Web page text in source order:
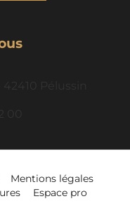
Tarifs
Mentions légales
Espace pro